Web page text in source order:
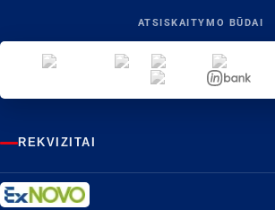
ATSISKAITYMO BŪDAI
REKVIZITAI